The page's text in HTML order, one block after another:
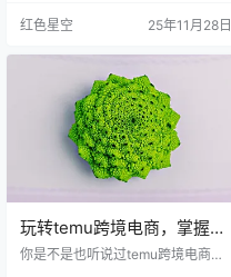
的生活用品，结果吸引了很多年轻
你想想，你自己在逛网店的时候，
最在意的是什么？价格和质量。还
是得看竞争对手定价，咱们可以采
取一个小策略，比如设置一个微小…
红色星空 25年11月28日
玩转temu跨境电商，掌握这
几招让你轻松盈利！
你是不是也听说过temu跨境电商，